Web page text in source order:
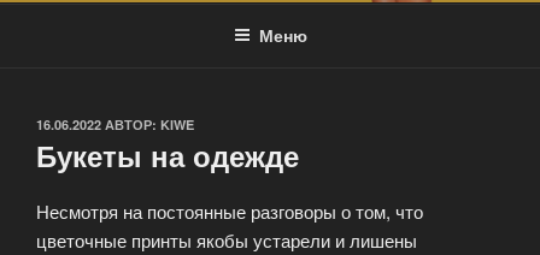
Меню
ОПУБЛИКОВАНО
16.06.2022 АВТОР: KIWE
Букеты на одежде
Несмотря на постоянные разговоры о том, что
цветочные принты якобы устарели и лишены